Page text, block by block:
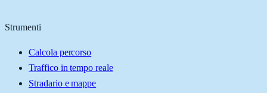
Strumenti
Calcola percorso
Traffico in tempo reale
Stradario e mappe